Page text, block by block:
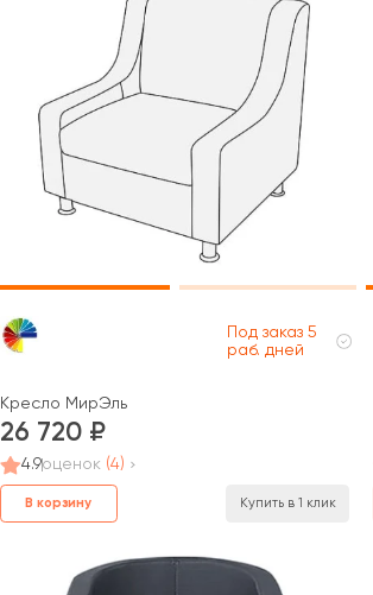
Под заказ 5
раб. дней
Кресло МирЭль
26 720
4.9оценок (4)
В корзину Купить в 1 клик